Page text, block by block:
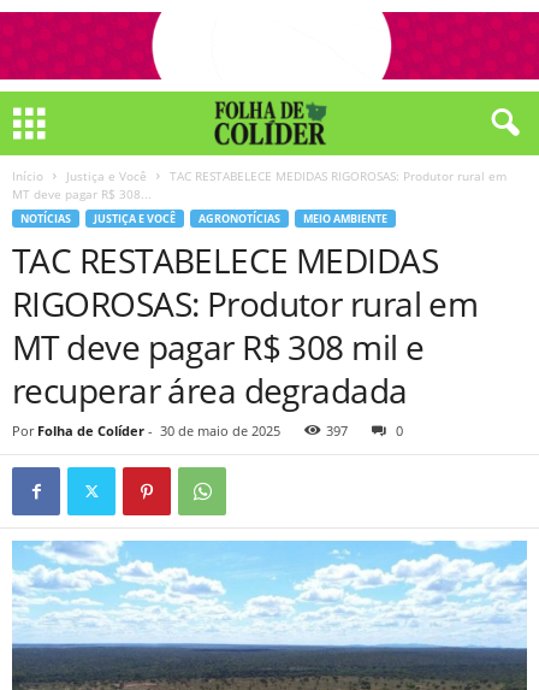
Início Justiça e Você
TAC RESTABELECE MEDIDAS RIGOROSAS: Produtor rural em
MT deve pagar R$ 308...
NOTÍCIAS JUSTIÇA E VOCÊ AGRONOTÍCIAS MEIO AMBIENTE
TAC RESTABELECE MEDIDAS
RIGOROSAS: Produtor rural em
MT deve pagar R$ 308 mil e
recuperar área degradada
Por Folha de Colíder - 30 de maio de 2025 397 0